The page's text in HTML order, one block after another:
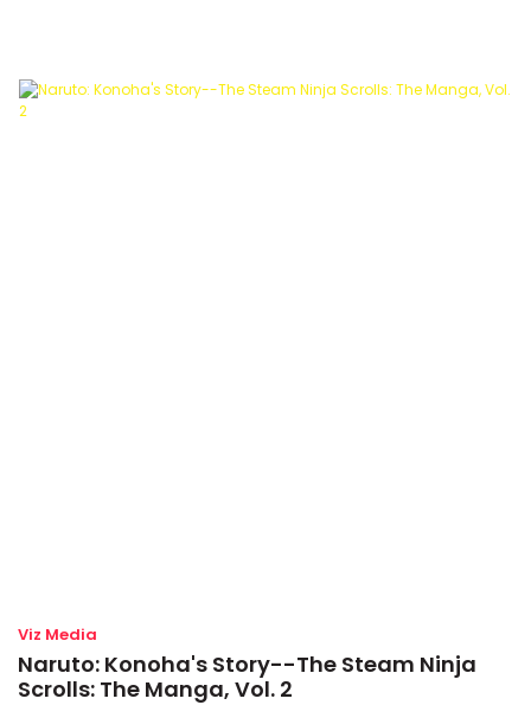
Viz Media
Naruto: Konoha's Story--The Steam Ninja
Scrolls: The Manga, Vol. 2